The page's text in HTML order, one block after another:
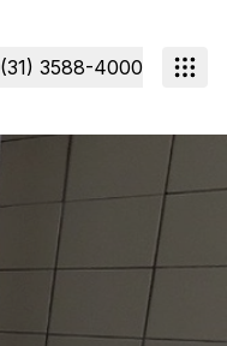
(31) 3588-4000